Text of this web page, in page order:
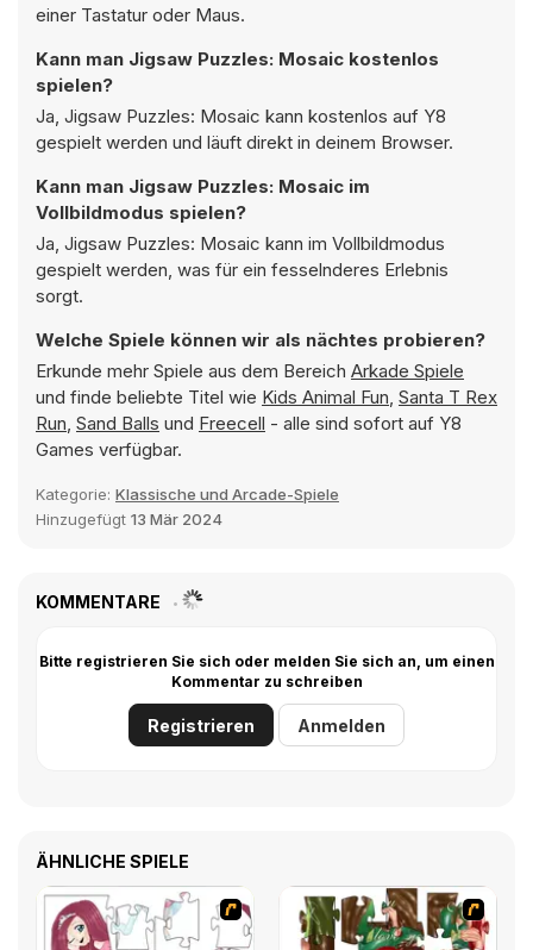
einer Tastatur oder Maus.
Kann man Jigsaw Puzzles: Mosaic kostenlos
spielen?
Ja, Jigsaw Puzzles: Mosaic kann kostenlos auf Y8
gespielt werden und läuft direkt in deinem Browser.
Kann man Jigsaw Puzzles: Mosaic im
Vollbildmodus spielen?
Ja, Jigsaw Puzzles: Mosaic kann im Vollbildmodus
gespielt werden, was für ein fesselnderes Erlebnis
sorgt.
Welche Spiele können wir als nächtes probieren?
Erkunde mehr Spiele aus dem Bereich Arkade Spiele
und finde beliebte Titel wie Kids Animal Fun, Santa T Rex
Run, Sand Balls und Freecell - alle sind sofort auf Y8
Games verfügbar.
Kategorie: Klassische und Arcade-Spiele
Hinzugefügt 13 Mär 2024
KOMMENTARE
Bitte registrieren Sie sich oder melden Sie sich an, um einen
Kommentar zu schreiben
Registrieren Anmelden
ÄHNLICHE SPIELE